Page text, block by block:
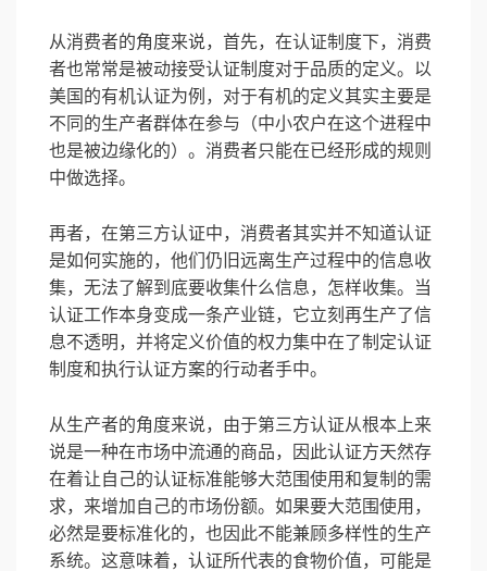
从消费者的角度来说，首先，在认证制度下，消费
者也常常是被动接受认证制度对于品质的定义。以
美国的有机认证为例，对于有机的定义其实主要是
不同的生产者群体在参与（中小农户在这个进程中
也是被边缘化的）。消费者只能在已经形成的规则
中做选择。
再者，在第三方认证中，消费者其实并不知道认证
是如何实施的，他们仍旧远离生产过程中的信息收
集，无法了解到底要收集什么信息，怎样收集。当
认证工作本身变成一条产业链，它立刻再生产了信
息不透明，并将定义价值的权力集中在了制定认证
制度和执行认证方案的行动者手中。
从生产者的角度来说，由于第三方认证从根本上来
说是一种在市场中流通的商品，因此认证方天然存
在着让自己的认证标准能够大范围使用和复制的需
求，来增加自己的市场份额。如果要大范围使用，
必然是要标准化的，也因此不能兼顾多样性的生产
系统。这意味着，认证所代表的食物价值，可能是